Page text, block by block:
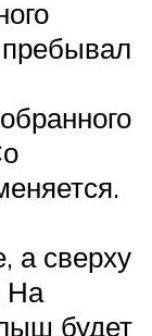
а сверху
На
будет